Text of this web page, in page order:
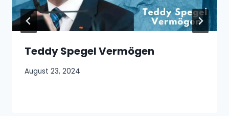
Teddy Spegel Vermögen
August 23, 2024